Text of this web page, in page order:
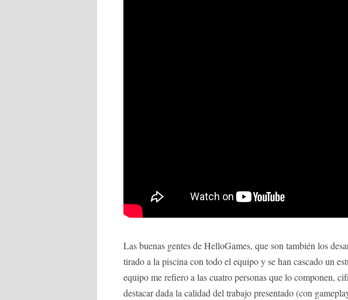
Las buenas gentes de HelloGames, que son también los
tirado a la piscina con todo el equipo y se han cascado un
equipo me refiero a las cuatro personas que lo componen,
destacar dada la calidad del trabajo presentado (con